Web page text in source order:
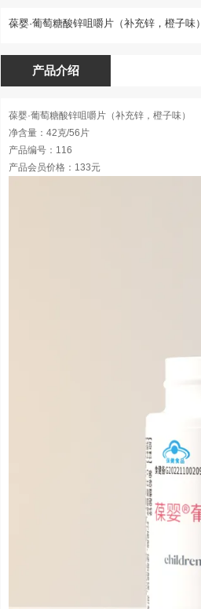
葆婴·葡萄糖酸锌咀嚼片（补充锌，橙子味）
产品介绍
葆婴·葡萄糖酸锌咀嚼片（补充锌，橙子味）
净含量：42克/56片
产品编号：116
产品会员价格：133元